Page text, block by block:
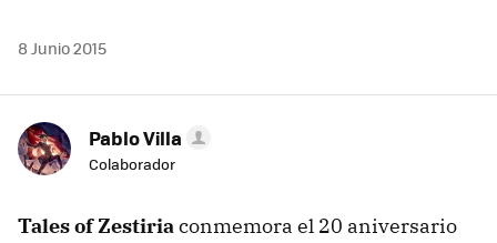
8 Junio 2015
Pablo Villa
Colaborador
Tales of Zestiriaconmemora el 20 aniversario